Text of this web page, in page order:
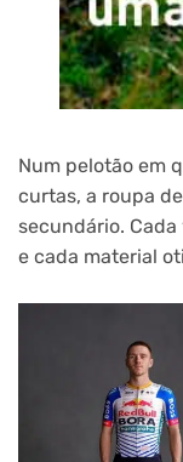
Num pelotão em
curtas, a roupa
secundário.
e cada material